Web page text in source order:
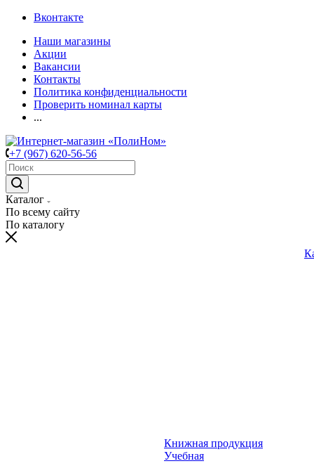
Вконтакте
Наши магазины
Акции
Вакансии
Контакты
Политика конфиденциальности
Проверить номинал карты
...
+7 (967) 620-56-56
Каталог
По всему сайту
По каталогу
Книжная продукция
Учебная